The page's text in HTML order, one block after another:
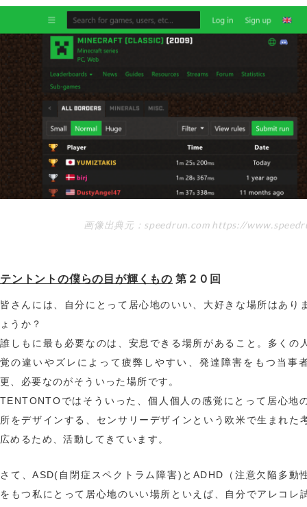
画像出典元：speedrun.com https://
テントントの僕らの目が輝くもの 第２０回
皆さんには、自分にとって居心地のいい、大好きな場所はあり
ょうか？
誰しもに最も必要なのは、安息できる場所があること。多くの
覚の違いやズレによって疲弊しやすい、発達障害をもつ当事
更、必要なのがそういった場所です。
TENTONTOではそういった、個人個人の感覚にとって居心地
所をデザインする、センサリーデザインという欧米で生まれた
広めるため、活動してきています。
さて、ASD(自閉症スペクトラム障害)とADHD（注意欠陥多動
をもつ私にとって居心地のいい場所といえば、自分でアレコレ